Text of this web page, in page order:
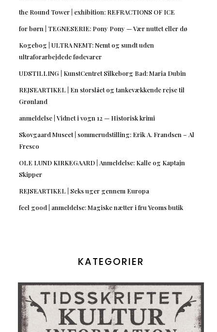
the Round Tower | exhibition: REFRACTIONS OF ICE
for børn | TEGNESERIE: Pony Pony — Vær nuttet eller dø
Kogebog | ULTRA NEMT: Nemt og sundt uden
ultraforarbejdede fødevarer
UDSTILLING | KunstCentret Silkeborg Bad: Maria Dubin
REJSEARTIKEL | En storslået og tankevækkende rejse til
Grønland
anmeldelse | Vidnet i vogn 12 — Historisk krimi
Skovgaard Museet | sommerudstilling: Erik A. Frandsen – Al
Fresco
OLE LUND KIRKEGAARD | Anmeldelse: Kalle og Kaptajn
Skipper
REJSEARTIKEL | Seks uger gennem Europa
feel good | anmeldelse: Magiske nætter i fru Yeoms butik
KATEGORIER